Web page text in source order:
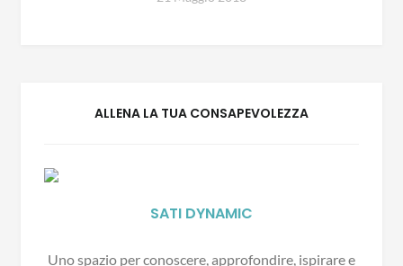
ALLENA LA TUA CONSAPEVOLEZZA
SATI DYNAMIC
Uno spazio per conoscere, approfondire, ispirare e